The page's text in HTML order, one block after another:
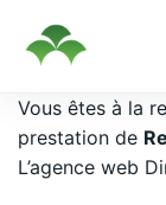
Passer
au
contenu
Vous êtes à la
prestation de
L’agence web